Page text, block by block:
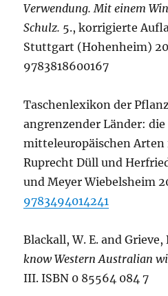
Verwendung. Mit einem
Schulz. 5., korrigierte
Stuttgart (Hohenheim)
9783818600167
Taschenlexikon der
angrenzender Länder:
mitteleuropäischen Arten
Ruprecht Düll und
und Meyer Wiebelsheim
9783494014241
Blackall, W. E. and Grieve,
know Western Australian
III. ISBN 0 85564 084 7